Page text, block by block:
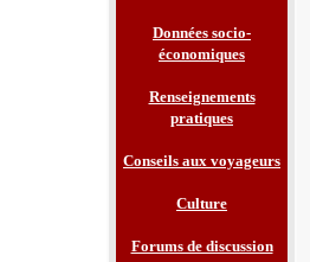
Données socio-
économiques
Renseignements
pratiques
Conseils aux voyageurs
Culture
Forums de discussion